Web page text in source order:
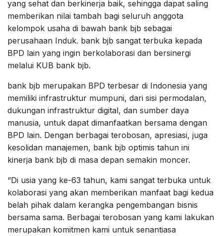
yang sehat dan berkinerja baik, sehingga dapat saling
memberikan nilai tambah bagi seluruh anggota
kelompok usaha di bawah bank bjb sebagai
perusahaan Induk. bank bjb sangat terbuka kepada
BPD lain yang ingin berkolaborasi dan bersinergi
melalui KUB bank bjb.
bank bjb merupakan BPD terbesar di Indonesia yang
memiliki infrastruktur mumpuni, dari sisi permodalan,
dukungan infrastruktur digital, dan sumber daya
manusia, untuk dapat dimanfaatkan bersama dengan
BPD lain. Dengan berbagai terobosan, apresiasi, juga
kesolidan manajemen, bank bjb optimis tahun ini
kinerja bank bjb di masa depan semakin moncer.
“Di usia yang ke-63 tahun, kami sangat terbuka untuk
kolaborasi yang akan memberikan manfaat bagi kedua
belah pihak dalam kerangka pengembangan bisnis
bersama sama. Berbagai terobosan yang kami lakukan
merupakan komitmen kami untuk senantiasa